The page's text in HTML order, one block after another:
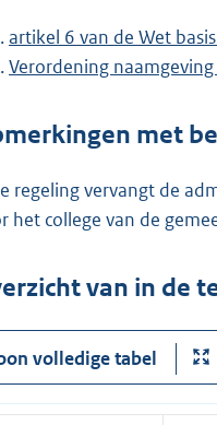
artikel 6 van de Wet
Verordening
met
regeling vervangt de
het college van de
van in de
volledige tabel